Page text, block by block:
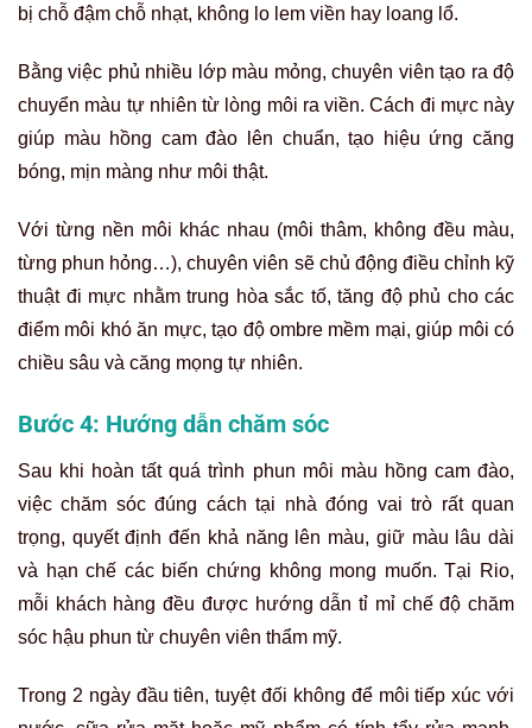
bị chỗ đậm chỗ nhạt, không lo lem viền hay loang lổ.
Bằng việc phủ nhiều lớp màu mỏng, chuyên viên tạo ra độ
chuyển màu tự nhiên từ lòng môi ra viền. Cách đi mực này
giúp màu hồng cam đào lên chuẩn, tạo hiệu ứng căng
bóng, mịn màng như môi thật.
Với từng nền môi khác nhau (môi thâm, không đều màu,
từng phun hỏng…), chuyên viên sẽ chủ động điều chỉnh kỹ
thuật đi mực nhằm trung hòa sắc tố, tăng độ phủ cho các
điểm môi khó ăn mực, tạo độ ombre mềm mại, giúp môi có
chiều sâu và căng mọng tự nhiên.
Bước 4: Hướng dẫn chăm sóc
Sau khi hoàn tất quá trình phun môi màu hồng cam đào,
việc chăm sóc đúng cách tại nhà đóng vai trò rất quan
trọng, quyết định đến khả năng lên màu, giữ màu lâu dài
và hạn chế các biến chứng không mong muốn. Tại Rio,
mỗi khách hàng đều được hướng dẫn tỉ mỉ chế độ chăm
sóc hậu phun từ chuyên viên thẩm mỹ.
Trong 2 ngày đầu tiên, tuyệt đối không để môi tiếp xúc với